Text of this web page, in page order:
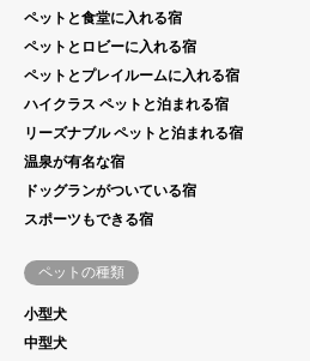
ペットと食堂に入れる宿
ペットとロビーに入れる宿
ペットとプレイルームに入れる宿
ハイクラス ペットと泊まれる宿
リーズナブル ペットと泊まれる宿
温泉が有名な宿
ドッグランがついている宿
スポーツもできる宿
ペットの種類
小型犬
中型犬